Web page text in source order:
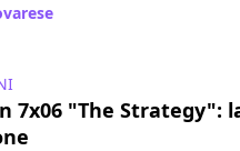
7x06 "The Strategy":